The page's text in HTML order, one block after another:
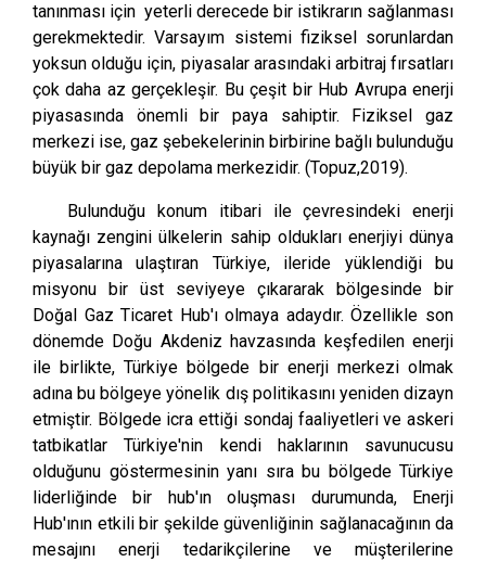
tanınması için yeterli derecede bir istikrarın sağlanması
gerekmektedir. Varsayım sistemi fiziksel sorunlardan
yoksun olduğu için, piyasalar arasındaki arbitraj fırsatları
çok daha az gerçekleşir. Bu çeşit bir Hub Avrupa enerji
piyasasında önemli bir paya sahiptir. Fiziksel gaz
merkezi ise, gaz şebekelerinin birbirine bağlı bulunduğu
büyük bir gaz depolama merkezidir. (Topuz,2019).
Bulunduğu konum itibari ile çevresindeki enerji
kaynağı zengini ülkelerin sahip oldukları enerjiyi dünya
piyasalarına ulaştıran Türkiye, ileride yüklendiği bu
misyonu bir üst seviyeye çıkararak bölgesinde bir
Doğal Gaz Ticaret Hub'ı olmaya adaydır. Özellikle son
dönemde Doğu Akdeniz havzasında keşfedilen enerji
ile birlikte, Türkiye bölgede bir enerji merkezi olmak
adına bu bölgeye yönelik dış politikasını yeniden dizayn
etmiştir. Bölgede icra ettiği sondaj faaliyetleri ve askeri
tatbikatlar Türkiye'nin kendi haklarının savunucusu
olduğunu göstermesinin yanı sıra bu bölgede Türkiye
liderliğinde bir hub'ın oluşması durumunda, Enerji
Hub'ının etkili bir şekilde güvenliğinin sağlanacağının da
mesajını enerji tedarikçilerine ve müşterilerine